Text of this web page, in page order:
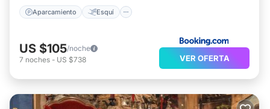
Aparcamiento Esquí
US $105/noche
7 noches - US $738 VER OFERTA